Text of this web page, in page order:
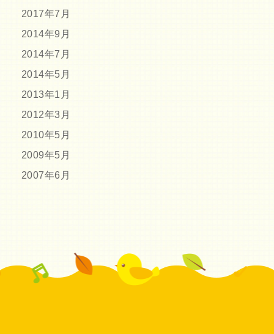
2017年7月
2014年9月
2014年7月
2014年5月
2013年1月
2012年3月
2010年5月
2009年5月
2007年6月